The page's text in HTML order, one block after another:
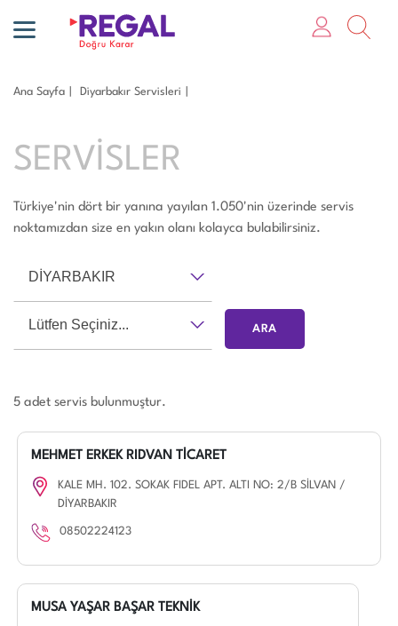
Ana Sayfa Di̇yarbakır Servisleri
SERVİSLER
Türkiye'nin dört bir yanına yayılan 1.050'nin üzerinde servis
noktamızdan size en yakın olanı kolayca bulabilirsiniz.
DİYARBAKIR
Lütfen Seçiniz...
5 adet servis bulunmuştur.
MEHMET ERKEK RIDVAN TİCARET
KALE MH. 102. SOKAK FIDEL APT. ALTI NO: 2/B SİLVAN /
DİYARBAKIR
08502224123
MUSA YAŞAR BAŞAR TEKNİK